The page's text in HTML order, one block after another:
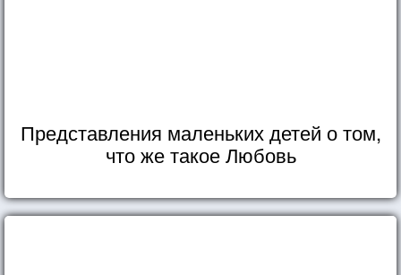
Представления маленьких детей о том,
что же такое Любовь